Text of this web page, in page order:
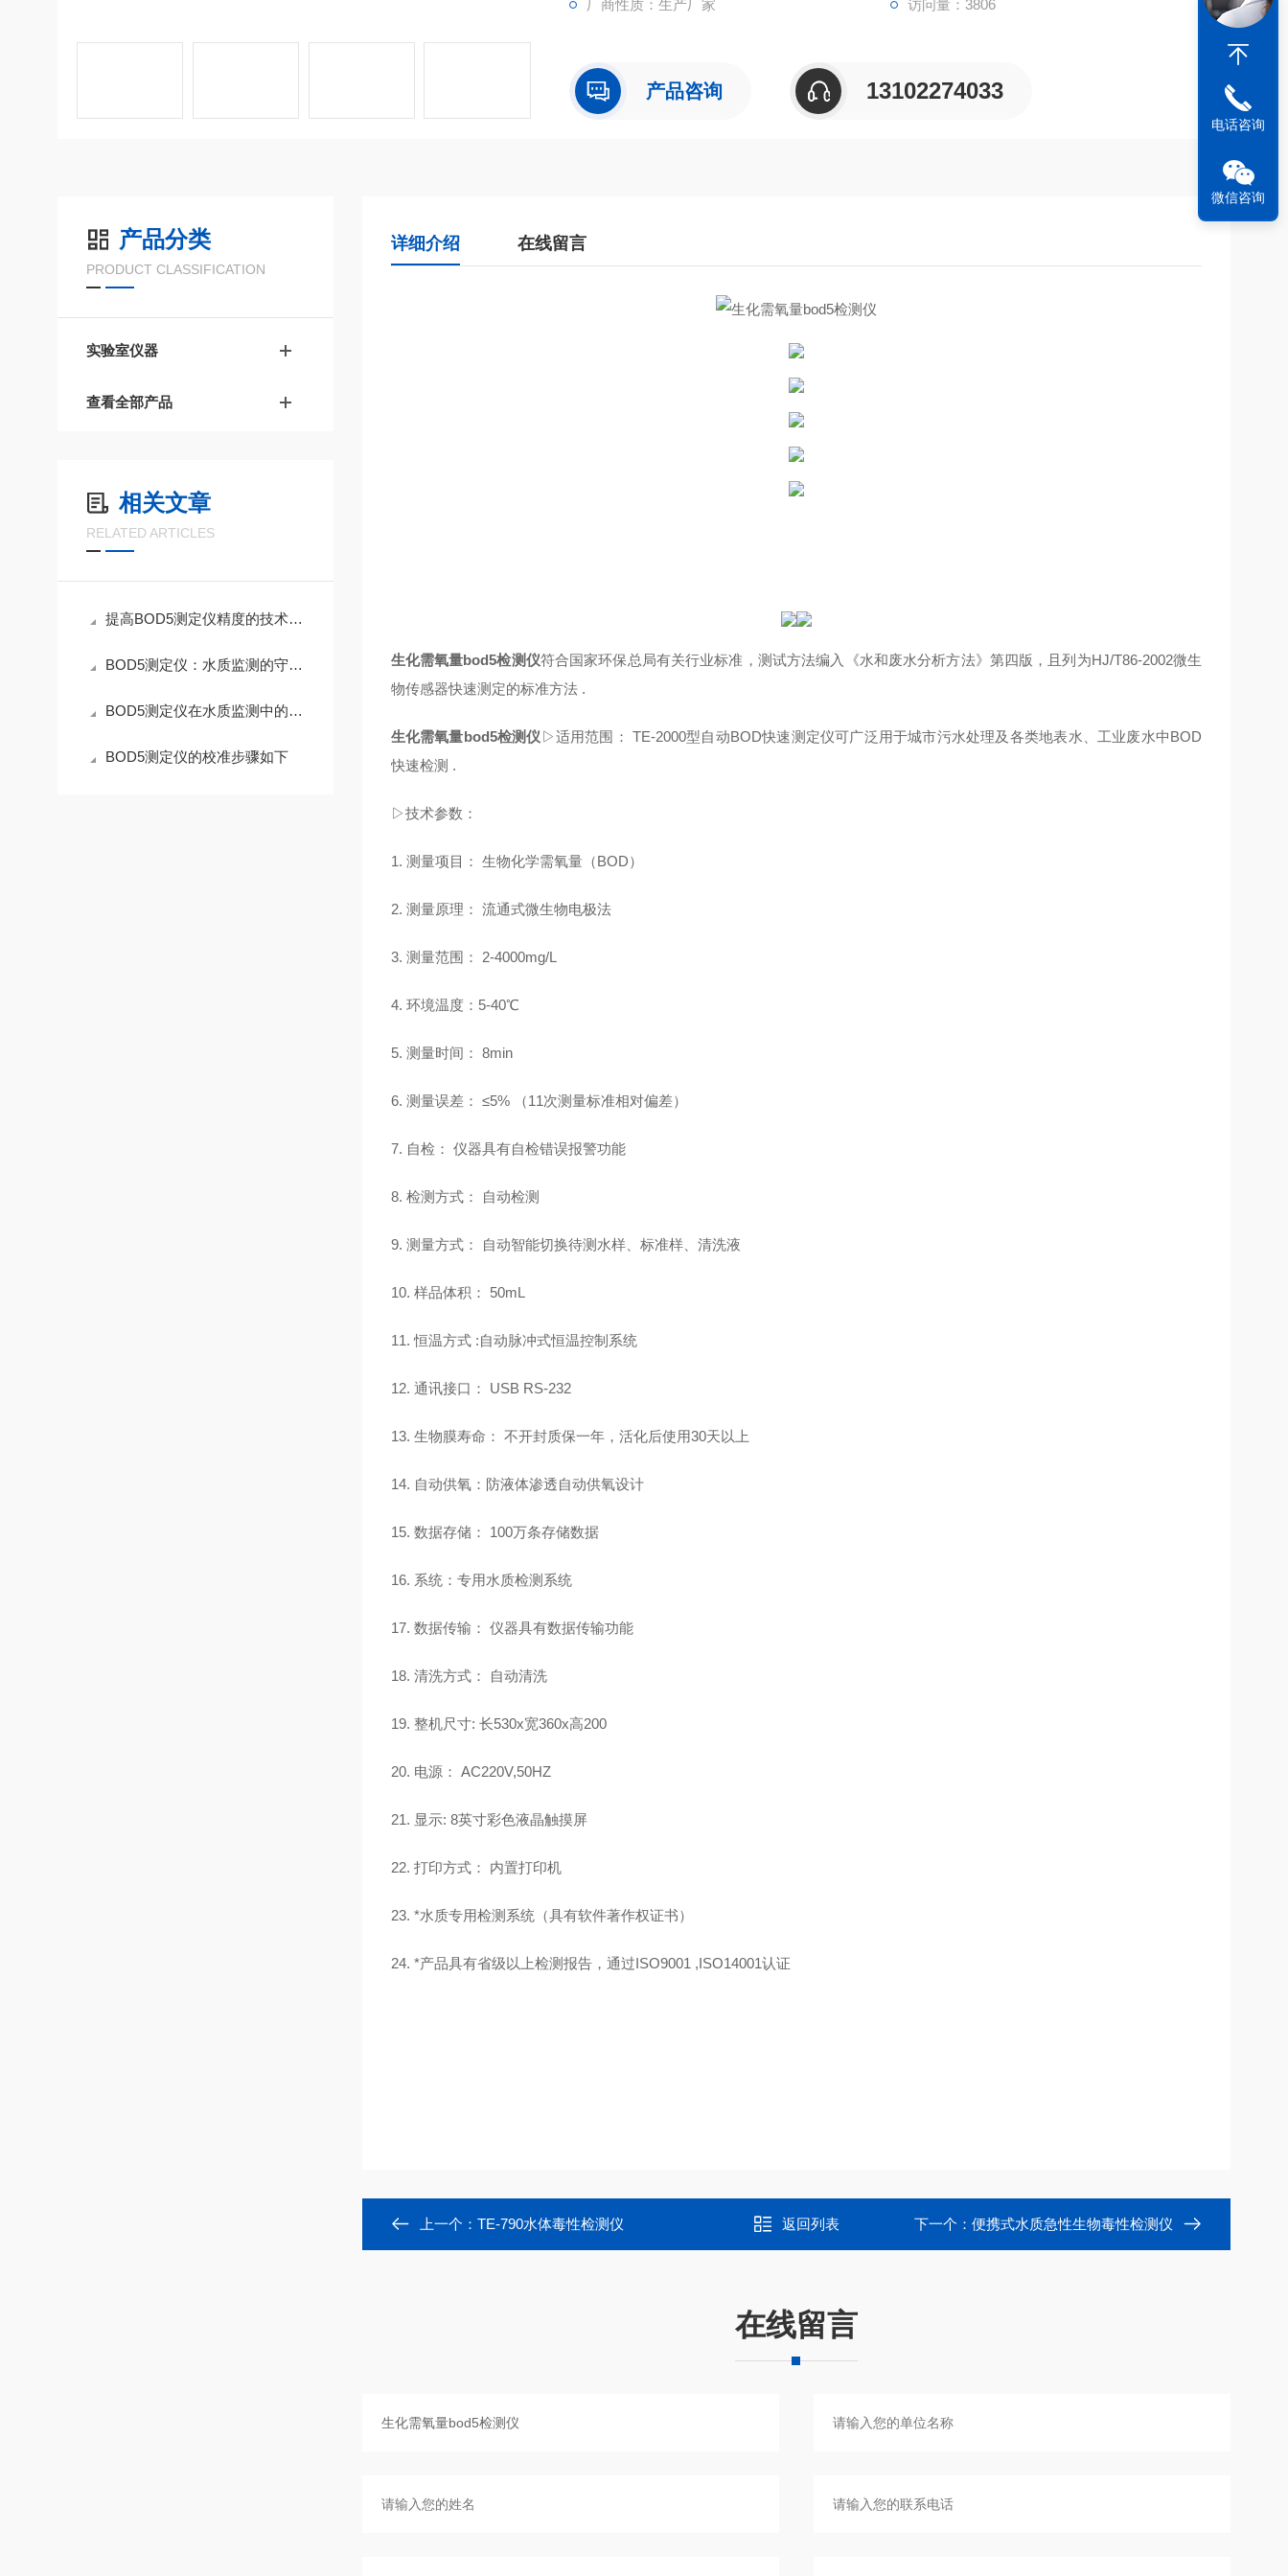
厂商性质：生产厂家 访问量：3806
产品咨询 13102274033
产品分类
PRODUCT CLASSIFICATION
实验室仪器
查看全部产品
相关文章
RELATED ARTICLES
提高BOD5测定仪精度的技术创新与应用
BOD5测定仪：水质监测的守护者
BOD5测定仪在水质监测中的应用
BOD5测定仪的校准步骤如下
详细介绍 在线留言
生化需氧量bod5检测仪符合国家环保总局有关行业标准，测试方法编入《水和废水分析方法》第四版，且列为HJ/T86-2002微生
物传感器快速测定的标准方法 .
生化需氧量bod5检测仪 ▷适用范围： TE-2000型自动BOD快速测定仪可广泛用于城市污水处理及各类地表水、工业废水中BOD
快速检测 .
▷技术参数：
1. 测量项目： 生物化学需氧量（BOD）
2. 测量原理： 流通式微生物电极法
3. 测量范围： 2-4000mg/L
4. 环境温度：5-40℃
5. 测量时间： 8min
6. 测量误差： ≤5% （11次测量标准相对偏差）
7. 自检： 仪器具有自检错误报警功能
8. 检测方式： 自动检测
9. 测量方式： 自动智能切换待测水样、标准样、清洗液
10. 样品体积： 50mL
11. 恒温方式 :自动脉冲式恒温控制系统
12. 通讯接口： USB RS-232
13. 生物膜寿命： 不开封质保一年，活化后使用30天以上
14. 自动供氧：防液体渗透自动供氧设计
15. 数据存储： 100万条存储数据
16. 系统：专用水质检测系统
17. 数据传输： 仪器具有数据传输功能
18. 清洗方式： 自动清洗
19. 整机尺寸: 长530x宽360x高200
20. 电源： AC220V,50HZ
21. 显示: 8英寸彩色液晶触摸屏
22. 打印方式： 内置打印机
23. *水质专用检测系统（具有软件著作权证书）
24. *产品具有省级以上检测报告，通过ISO9001 ,ISO14001认证
上一个： TE-790水体毒性检测仪 返回列表 下一个： 便携式水质急性生物毒性检测仪
在线留言
电话咨询
微信咨询